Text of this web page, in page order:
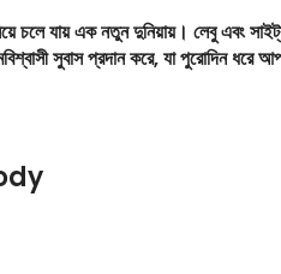
যায় এক নতুন দুনিয়ায়। লেবু এবং
সুবাস প্রদান করে, যা পুরোদিন ধরে